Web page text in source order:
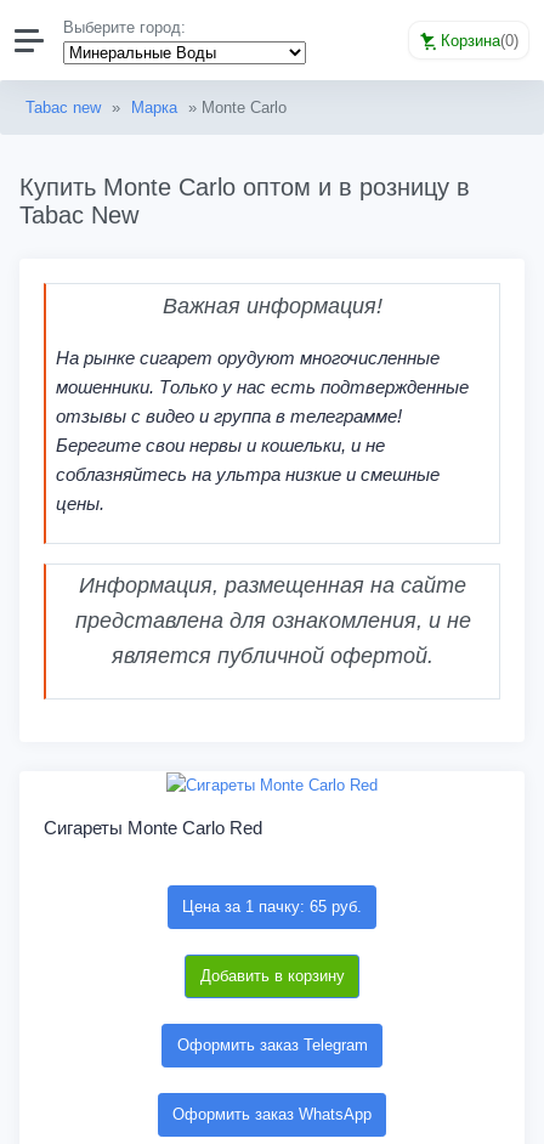
Выберите город:
Корзина(0)
Tabac new » Марка » Monte Carlo
Купить Monte Carlo оптом и в розницу в
Tabac New
Важная информация!
На рынке сигарет орудуют многочисленные
мошенники. Только у нас есть подтвержденные
отзывы с видео и группа в телеграмме!
Берегите свои нервы и кошельки, и не
соблазняйтесь на ультра низкие и смешные
цены.
Информация, размещенная на сайте
представлена для ознакомления, и не
является публичной офертой.
Сигареты Monte Carlo Red
Цена за 1 пачку: 65 руб.
Добавить в корзину
Оформить заказ Telegram
Оформить заказ WhatsApp